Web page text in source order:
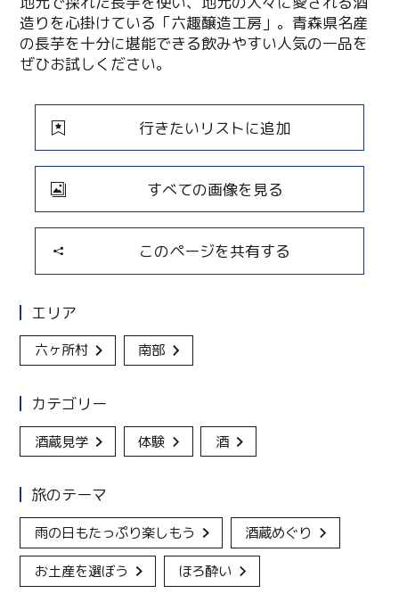
造りを心掛けている「六趣醸造工房」。青森県名産
の長芋を十分に堪能できる飲みやすい人気の一品を
ぜひお試しください。
行きたいリストに追加
すべての画像を見る
このページを共有する
エリア
六ヶ所村 南部
カテゴリー
酒蔵見学 体験 酒
旅のテーマ
雨の日もたっぷり楽しもう 酒蔵めぐり
お土産を選ぼう ほろ酔い